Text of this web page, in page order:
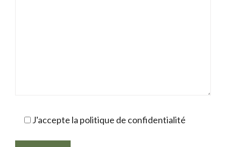
J'accepte la politique de confidentialité